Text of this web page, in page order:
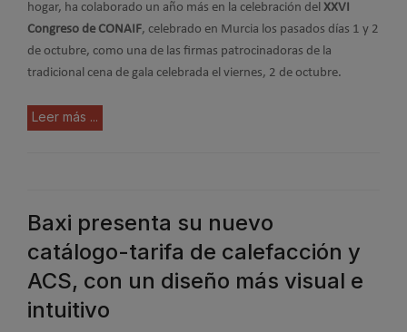
hogar, ha colaborado un año más en la celebración del XXVI
Congreso de CONAIF, celebrado en Murcia los pasados días 1 y 2
de octubre, como una de las firmas patrocinadoras de la
tradicional cena de gala celebrada el viernes, 2 de octubre.
Leer más ...
Baxi presenta su nuevo
catálogo-tarifa de calefacción y
ACS, con un diseño más visual e
intuitivo